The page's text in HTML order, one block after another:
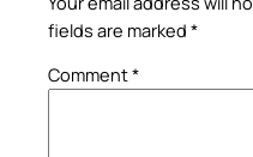
fields are marked *
Comment*